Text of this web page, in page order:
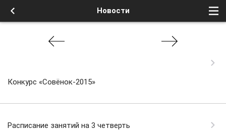
Новости
Конкурс «Совёнок-2015»
Расписание занятий на 3 четверть